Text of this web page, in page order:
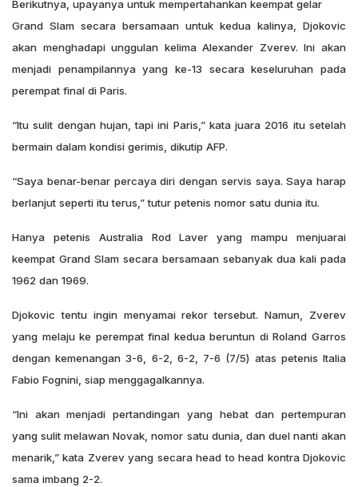
Berikutnya, upayanya untuk mempertahankan keempat gelar
Grand Slam secara bersamaan untuk kedua kalinya, Djokovic
akan menghadapi unggulan kelima Alexander Zverev. Ini akan
menjadi penampilannya yang ke-13 secara keseluruhan pada
perempat final di Paris.
“Itu sulit dengan hujan, tapi ini Paris,” kata juara 2016 itu setelah
bermain dalam kondisi gerimis, dikutip AFP.
“Saya benar-benar percaya diri dengan servis saya. Saya harap
berlanjut seperti itu terus,” tutur petenis nomor satu dunia itu.
Hanya petenis Australia Rod Laver yang mampu menjuarai
keempat Grand Slam secara bersamaan sebanyak dua kali pada
1962 dan 1969.
Djokovic tentu ingin menyamai rekor tersebut. Namun, Zverev
yang melaju ke perempat final kedua beruntun di Roland Garros
dengan kemenangan 3-6, 6-2, 6-2, 7-6 (7/5) atas petenis Italia
Fabio Fognini, siap menggagalkannya.
“Ini akan menjadi pertandingan yang hebat dan pertempuran
yang sulit melawan Novak, nomor satu dunia, dan duel nanti akan
menarik,” kata Zverev yang secara head to head kontra Djokovic
sama imbang 2-2.